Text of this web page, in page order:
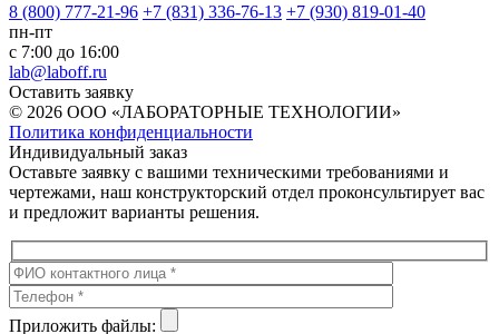
8 (800) 777-21-96 +7 (831) 336-76-13 +7 (930) 819-01-40
пн-пт
с 7:00 до 16:00
lab@laboff.ru
Оставить заявку
© 2026 ООО «ЛАБОРАТОРНЫЕ ТЕХНОЛОГИИ»
Политика конфиденциальности
Индивидуальный заказ
Оставьте заявку с вашими техническими требованиями и
чертежами, наш конструкторский отдел проконсультирует вас
и предложит варианты решения.
Приложить файлы: